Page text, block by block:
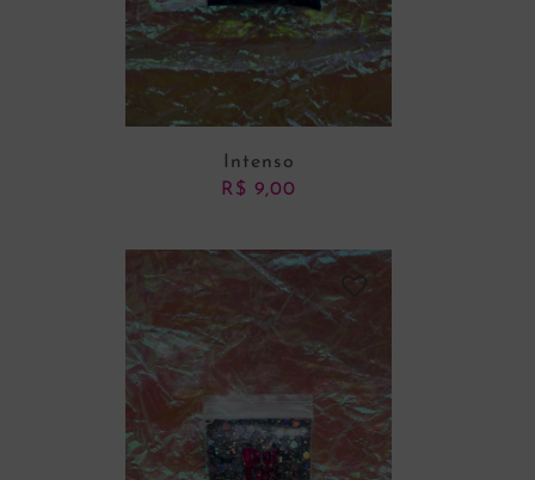
ADICIONAR AO CARRINHO
Intenso
R$ 9,00